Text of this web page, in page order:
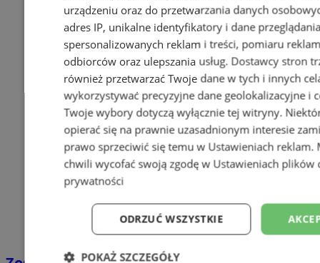
urządzeniu oraz do przetwarzania danych
adres IP, unikalne identyfikatory i dane
spersonalizowanych reklam i treści, pomiaru
odbiorców oraz ulepszania usług. Dostawcy stron
również przetwarzać Twoje dane w tych i innych
wykorzystywać precyzyjne dane geolokalizacyjne i
Twoje wybory dotyczą wyłącznie tej witryny.
opierać się na prawnie uzasadnionym interesie
prawo sprzeciwić się temu w Ustawieniach reklam.
chwili wycofać swoją zgodę w Ustawieniach plików
prywatności
ODRZUĆ WSZYSTKIE
POKAŻ SZCZEGÓŁY